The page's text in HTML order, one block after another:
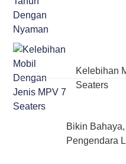
Kelebihan
Seaters
Bikin
Pengendara